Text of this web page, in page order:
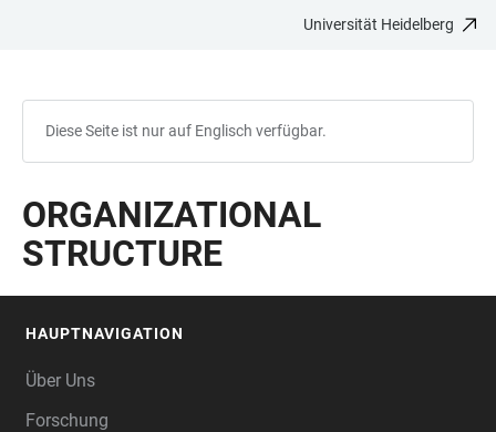
Universität Heidelberg
Diese Seite ist nur auf Englisch verfügbar.
ORGANIZATIONAL
STRUCTURE
HAUPTNAVIGATION
Über Uns
Forschung